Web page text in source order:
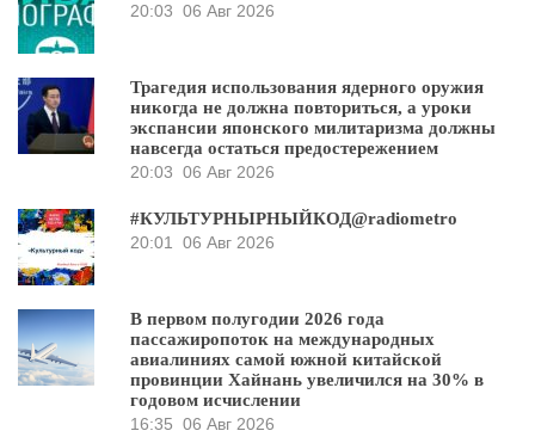
20:03 06 Авг 2026
Трагедия использования ядерного оружия
никогда не должна повториться, а уроки
экспансии японского милитаризма должны
навсегда остаться предостережением
20:03 06 Авг 2026
#КУЛЬТУРНЫРНЫЙКОД@radiometro
20:01
06 Авг 2026
В первом полугодии 2026 года
пассажиропоток на международных
авиалиниях самой южной китайской
провинции Хайнань увеличился на 30% в
годовом исчислении
16:35 06 Авг 2026